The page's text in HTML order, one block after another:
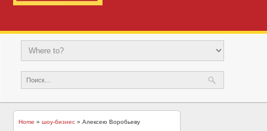
Home »шоу-бизнес » Алексею Воробьеву